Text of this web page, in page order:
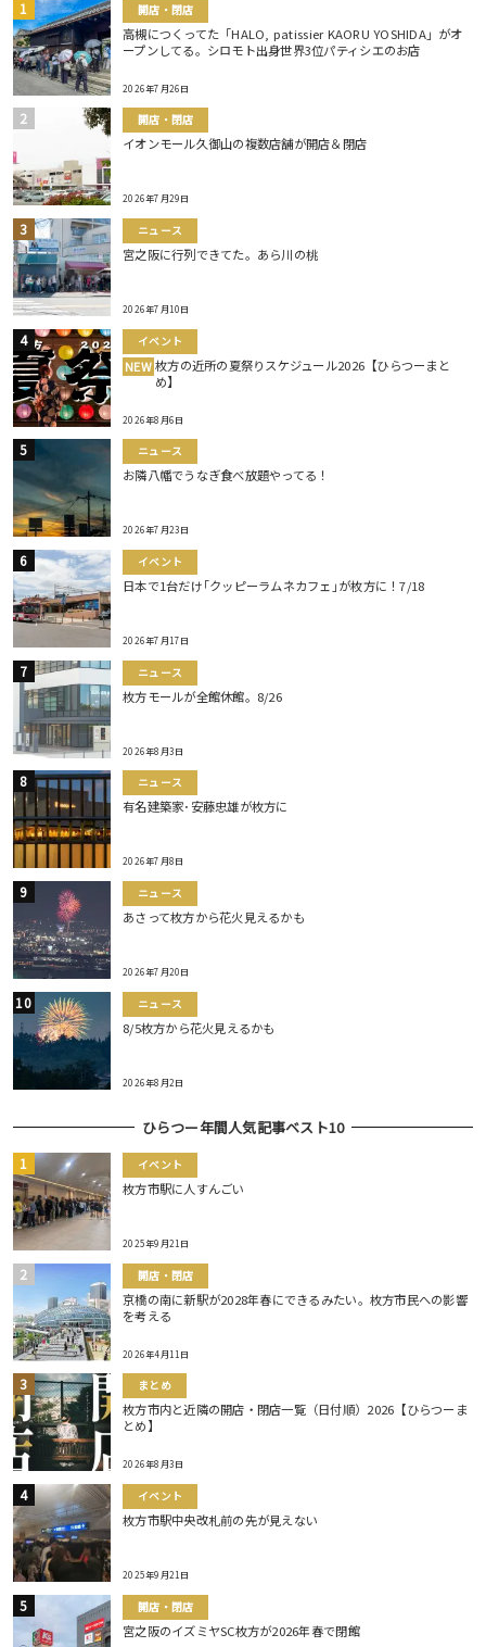
開店・閉店
高槻につくってた「HALO, patissier KAORU YOSHIDA」がオ
ープンしてる。シロモト出身世界3位パティシエのお店
2026年7月26日
開店・閉店
イオンモール久御山の複数店舗が開店＆閉店
2026年7月29日
ニュース
宮之阪に行列できてた。あら川の桃
2026年7月10日
イベント
NEW 枚方の近所の夏祭りスケジュール2026【ひらつーまと
め】
2026年8月6日
ニュース
お隣八幡でうなぎ食べ放題やってる！
2026年7月23日
イベント
日本で1台だけ｢クッピーラムネカフェ｣が枚方に！7/18
2026年7月17日
ニュース
枚方モールが全館休館。8/26
2026年8月3日
ニュース
有名建築家･安藤忠雄が枚方に
2026年7月8日
ニュース
あさって枚方から花火見えるかも
2026年7月20日
ニュース
8/5枚方から花火見えるかも
2026年8月2日
ひらつー年間人気記事ベスト10
イベント
枚方市駅に人すんごい
2025年9月21日
開店・閉店
京橋の南に新駅が2028年春にできるみたい。枚方市民への影響
を考える
2026年4月11日
まとめ
枚方市内と近隣の開店・閉店一覧（日付順）2026【ひらつーま
とめ】
2026年8月3日
イベント
枚方市駅中央改札前の先が見えない
2025年9月21日
開店・閉店
宮之阪のイズミヤSC枚方が2026年春で閉館